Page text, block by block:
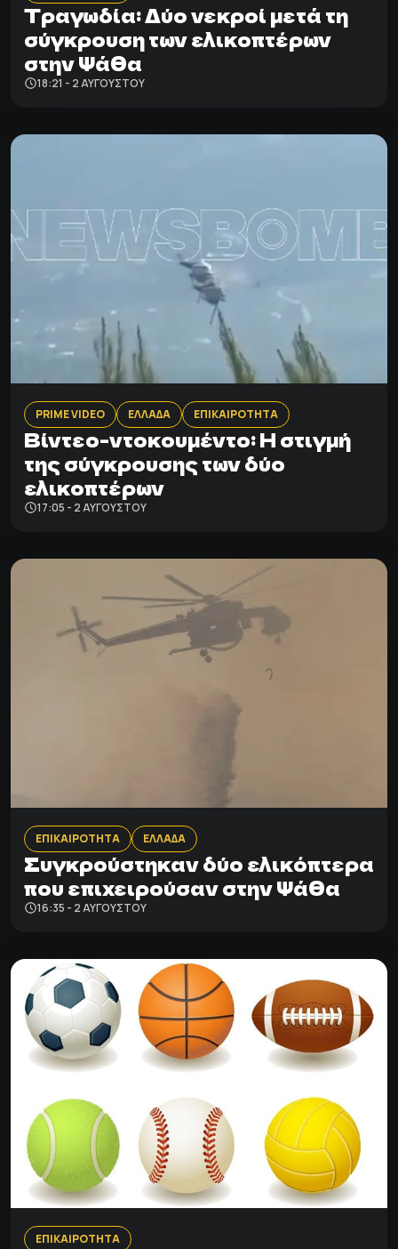
Τραγωδία: Δύο νεκροί μετά τη
σύγκρουση των ελικοπτέρων
στην Ψάθα
18:21 - 2 ΑΥΓΟΎΣΤΟΥ
PRIME VIDEO ΕΛΛΑΔΑ ΕΠΙΚΑΙΡΟΤΗΤΑ
Βίντεο-ντοκουμέντο: Η στιγμή
της σύγκρουσης των δύο
ελικοπτέρων
17:05 - 2 ΑΥΓΟΎΣΤΟΥ
ΕΠΙΚΑΙΡΟΤΗΤΑ ΕΛΛΑΔΑ
Συγκρούστηκαν δύο ελικόπτερα
που επιχειρούσαν στην Ψάθα
16:35 - 2 ΑΥΓΟΎΣΤΟΥ
ΕΠΙΚΑΙΡΟΤΗΤΑ